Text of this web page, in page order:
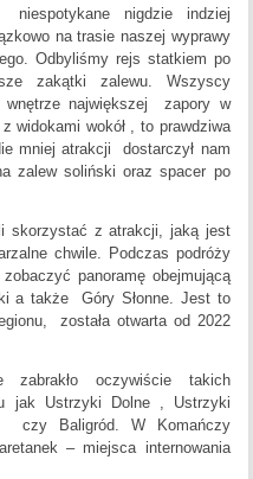
nigdzie indziej
na trasie naszej wyprawy
Odbyliśmy rejs statkiem po
zakątki zalewu. Wszyscy
wnętrze największej zapory w
widokami wokół , to prawdziwa
mniej atrakcji dostarczył nam
zalew soliński oraz spacer po
skorzystać z atrakcji, jaką jest
chwile. Podczas podróży
panoramę obejmującą
a także Góry Słonne. Jest to
została otwarta od 2022
oczywiście takich
jak Ustrzyki Dolne , Ustrzyki
czy Baligród. W Komańczy
– miejsca internowania